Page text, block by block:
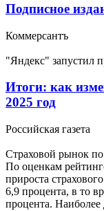
Подписное
Коммерсантъ
"Яндекс" запустил
Итоги: как
2025 год
Российская газета
Страховой рынок по
По оценкам
прироста
6,9 процента, в то
процента. Наиболее